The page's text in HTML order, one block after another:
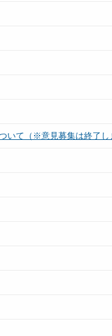
いて（※意見募集は終了し